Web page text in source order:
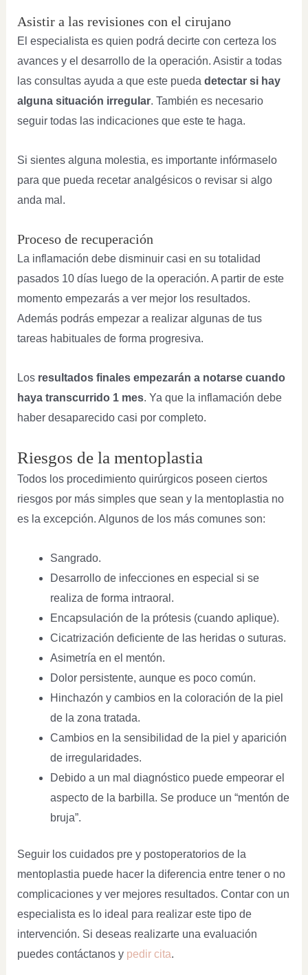
Asistir a las revisiones con el cirujano
El especialista es quien podrá decirte con certeza los
avances y el desarrollo de la operación. Asistir a todas
las consultas ayuda a que este pueda detectar si hay
alguna situación irregular. También es necesario
seguir todas las indicaciones que este te haga.
Si sientes alguna molestia, es importante infórmaselo
para que pueda recetar analgésicos o revisar si algo
anda mal.
Proceso de recuperación
La inflamación debe disminuir casi en su totalidad
pasados 10 días luego de la operación. A partir de este
momento empezarás a ver mejor los resultados.
Además podrás empezar a realizar algunas de tus
tareas habituales de forma progresiva.
Los resultados finales empezarán a notarse cuando
haya transcurrido 1 mes. Ya que la inflamación debe
haber desaparecido casi por completo.
Riesgos de la mentoplastia
Todos los procedimiento quirúrgicos poseen ciertos
riesgos por más simples que sean y la mentoplastia no
es la excepción. Algunos de los más comunes son:
Sangrado.
Desarrollo de infecciones en especial si se
realiza de forma intraoral.
Encapsulación de la prótesis (cuando aplique).
Cicatrización deficiente de las heridas o suturas.
Asimetría en el mentón.
Dolor persistente, aunque es poco común.
Hinchazón y cambios en la coloración de la piel
de la zona tratada.
Cambios en la sensibilidad de la piel y aparición
de irregularidades.
Debido a un mal diagnóstico puede empeorar el
aspecto de la barbilla. Se produce un “mentón de
bruja”.
Seguir los cuidados pre y postoperatorios de la
mentoplastia puede hacer la diferencia entre tener o no
complicaciones y ver mejores resultados. Contar con un
especialista es lo ideal para realizar este tipo de
intervención. Si deseas realizarte una evaluación
puedes contáctanos y pedir cita.